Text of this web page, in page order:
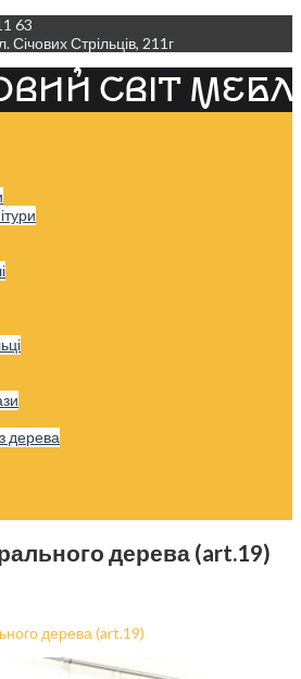
63
Січових Стрільців, 211г
дерева
дерева (art.19)
дерева (art.19)